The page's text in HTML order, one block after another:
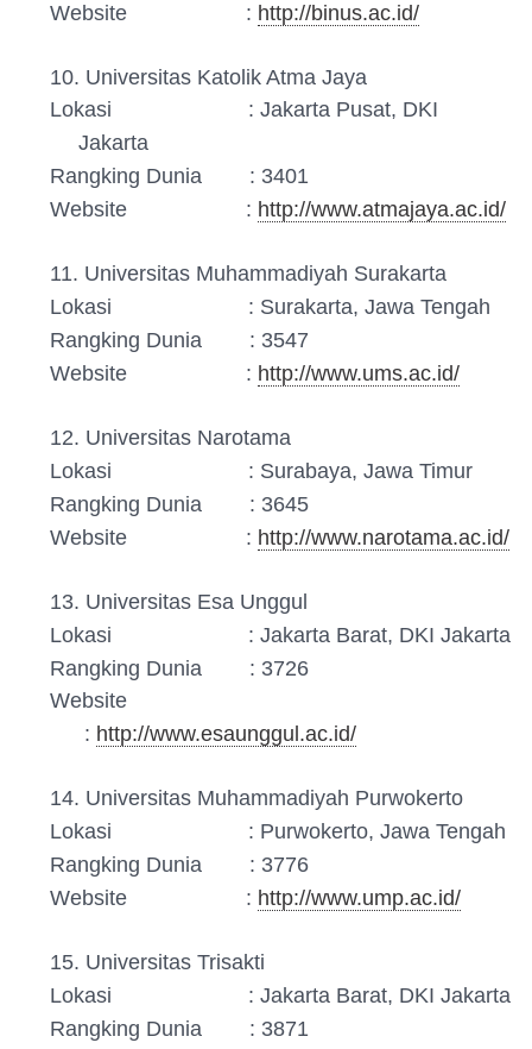
Website : http://binus.ac.id/
10. Universitas Katolik Atma Jaya
Lokasi : Jakarta Pusat, DKI
Jakarta
Rangking Dunia : 3401
Website : http://www.atmajaya.ac.id/
11. Universitas Muhammadiyah Surakarta
Lokasi : Surakarta, Jawa Tengah
Rangking Dunia : 3547
Website : http://www.ums.ac.id/
12. Universitas Narotama
Lokasi : Surabaya, Jawa Timur
Rangking Dunia : 3645
Website : http://www.narotama.ac.id/
13. Universitas Esa Unggul
Lokasi : Jakarta Barat, DKI Jakarta
Rangking Dunia : 3726
Website
: http://www.esaunggul.ac.id/
14. Universitas Muhammadiyah Purwokerto
Lokasi : Purwokerto, Jawa Tengah
Rangking Dunia : 3776
Website : http://www.ump.ac.id/
15. Universitas Trisakti
Lokasi : Jakarta Barat, DKI Jakarta
Rangking Dunia : 3871